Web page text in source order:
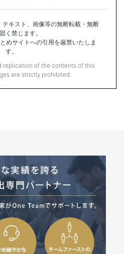
テキスト、画像等の無断転載・無断
く禁じます。
めサイトへの引用を厳禁いたしま
す。
replication of the contents of this
are strictly prohibited.